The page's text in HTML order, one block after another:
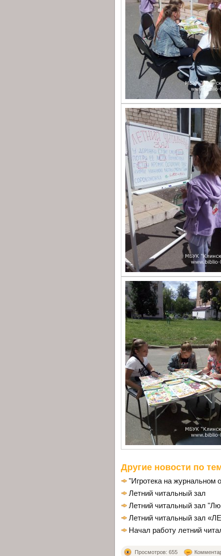
Другие новости по
"Игротека на журнальном
Летний читальный зал
Летний читальный зал
Летний читальный зал
Начал работу летний
Просмотров: 655